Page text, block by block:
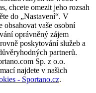
chcete omezit jeho rozsah
do „Nastavení“. V
obsahovat vaše osobní
oprávněný zájem
poskytování služeb a
partnerů.
Sp. z o.o.
najdete v našich
- Sportano.cz.